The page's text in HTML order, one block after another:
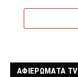
ΑΦΙΕΡΩΜΑΤΑ TV